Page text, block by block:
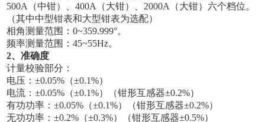
500A（中钳）、400A（大钳）、2000A（大钳）六个档位。
（其中中型钳表和大型钳表为选配）
相角测量范围：0~359.999°。
频率测量范围：45~55Hz。
2、准确度
计量校验部分：
电压：±0.05%（±0.1%）
电流：±0.05%（±0.1%）（钳形互感器±0.2%）
有功功率：±0.05%（±0.1%）（钳形互感器±0.2%）
无功功率：±0.2%（±0.3%）（钳形互感器±0.5%）